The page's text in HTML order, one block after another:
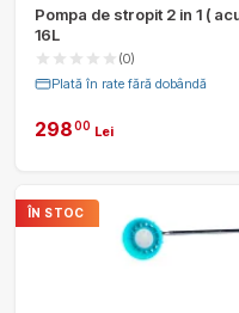
Pompa de stropit 2 in 1 (
16L
(0)
Plată în rate fără dobândă
29800 Lei
ÎN STOC